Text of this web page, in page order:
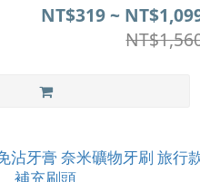
NT$319 ~